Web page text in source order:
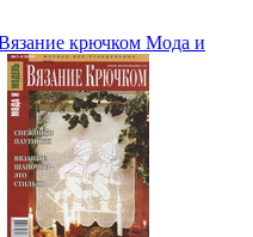
крючком Мода и